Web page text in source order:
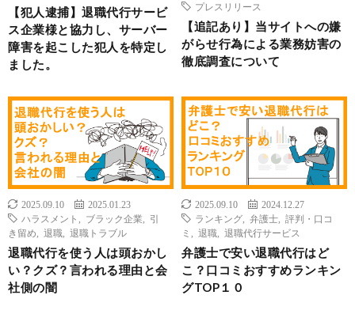
【犯人逮捕】退職代行サービ
ス企業様と協力し、サーバー
障害を起こした犯人を特定し
ました。
プレスリリース
【追記あり】当サイトへの嫌
がらせ行為による業務妨害の
徹底調査について
2025.09.10
2025.01.23
ハラスメント
ブラック企業
引
き留め
退職 退職トラブル
退職代行を使う人は頭おかし
い？クズ？言われる理由と会
社側の闇
2025.09.10
2024.12.27
ランキング
弁護士
評判・口コ
ミ
退職 退職代行サービス
弁護士で安い退職代行はど
こ？口コミおすすめランキン
グTOP１０